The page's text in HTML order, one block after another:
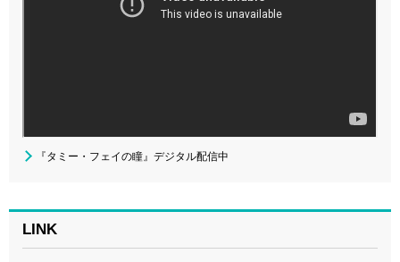
『タミー・フェイの瞳』デジタル配信中
LINK